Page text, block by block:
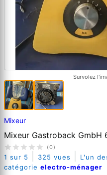
Survolez
Mixeur
Mixeur Gastroback GmbH
(0)
1 sur 5 325 vues
L'un
catégorie electro-ménager